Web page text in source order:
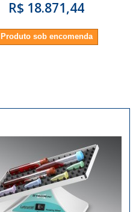
R$ 18.871,44
Produto sob encomenda